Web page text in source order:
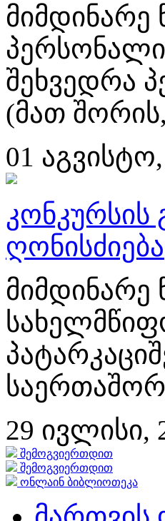
მიმდინარე
შეხვედრა
(მათ
01 აგვისტო,
ღონისძიება
მიმდინარე
29 ივლისი,
შემოგვიერთდით
შემოგვიერთდით
ონლაინ ბიბლიოთეკა